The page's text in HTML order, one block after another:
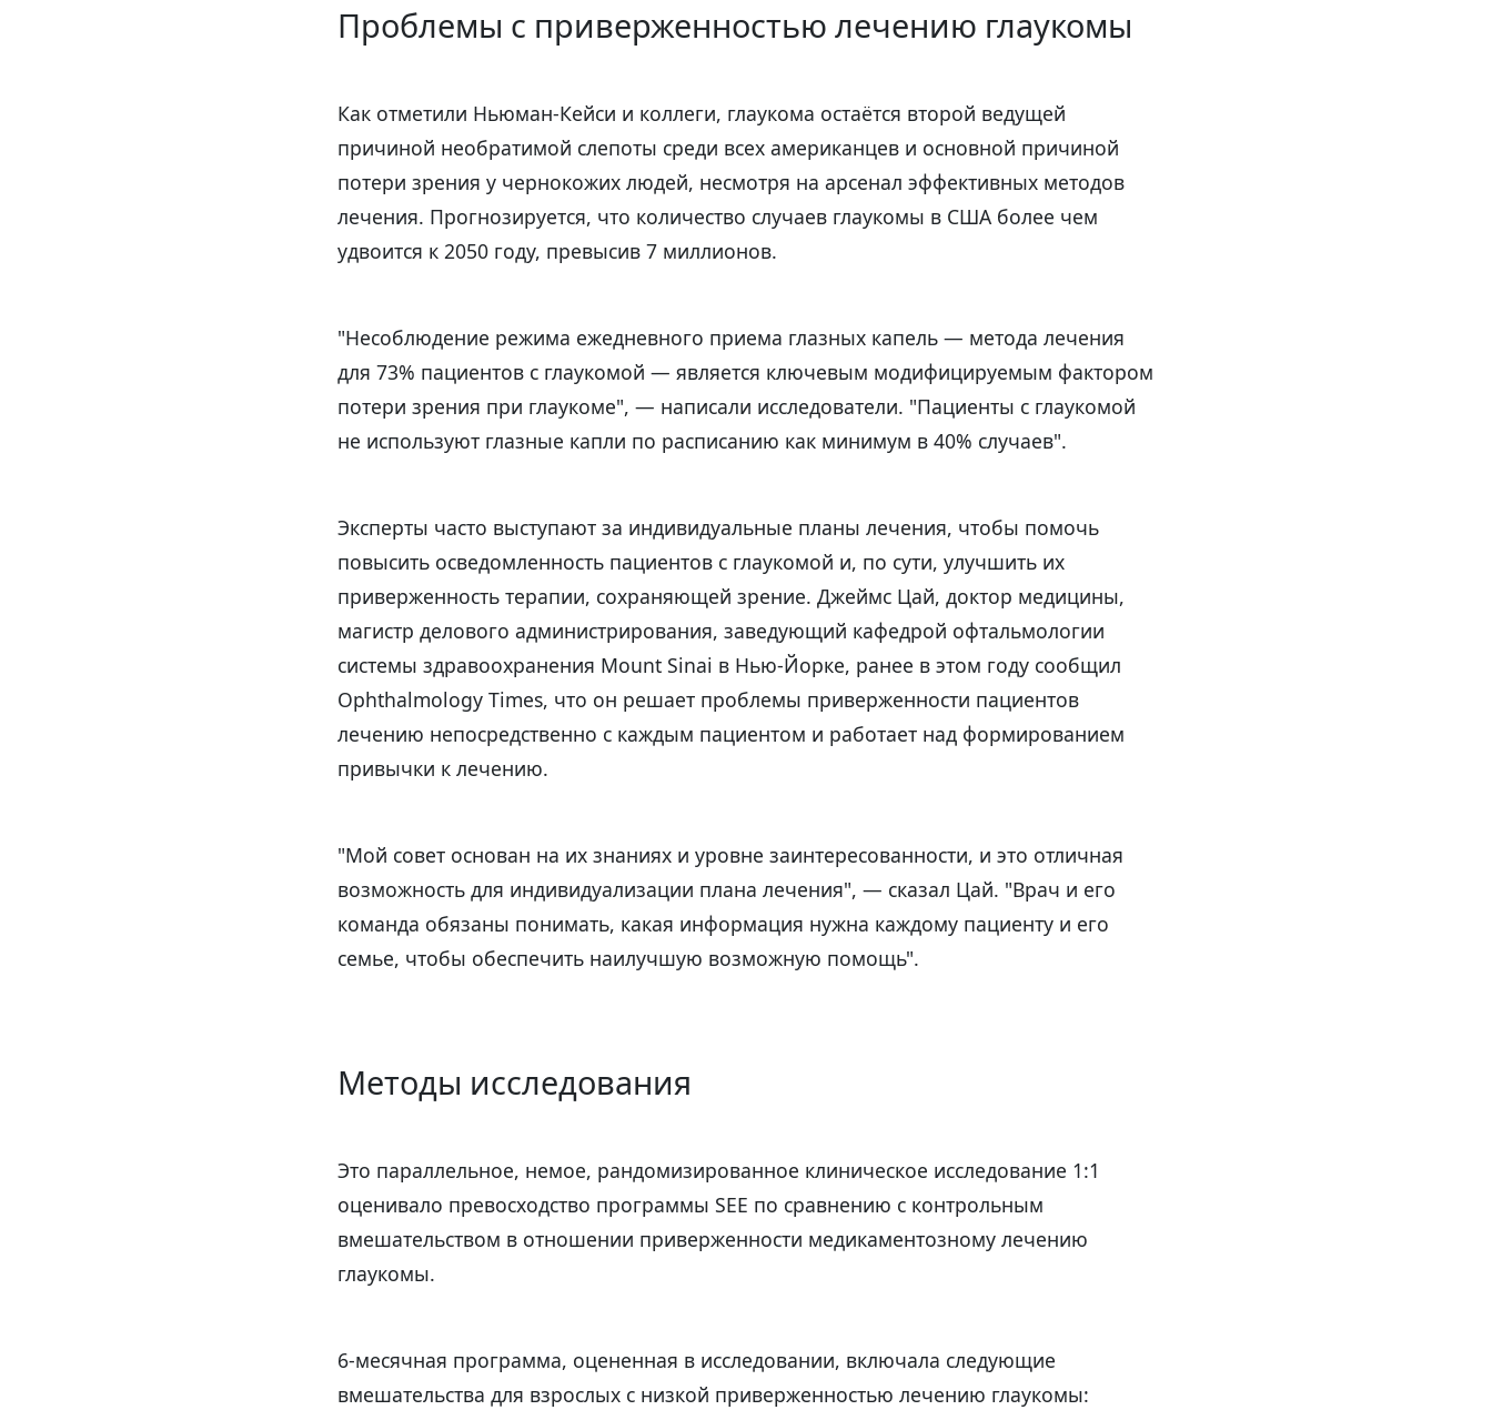
Проблемы с приверженностью лечению глаукомы
Как отметили Ньюман-Кейси и коллеги, глаукома остаётся второй ведущей
причиной необратимой слепоты среди всех американцев и основной причиной
потери зрения у чернокожих людей, несмотря на арсенал эффективных методов
лечения. Прогнозируется, что количество случаев глаукомы в США более чем
удвоится к 2050 году, превысив 7 миллионов.
"Несоблюдение режима ежедневного приема глазных капель — метода лечения
для 73% пациентов с глаукомой — является ключевым модифицируемым фактором
потери зрения при глаукоме", — написали исследователи. "Пациенты с глаукомой
не используют глазные капли по расписанию как минимум в 40% случаев".
Эксперты часто выступают за индивидуальные планы лечения, чтобы помочь
повысить осведомленность пациентов с глаукомой и, по сути, улучшить их
приверженность терапии, сохраняющей зрение. Джеймс Цай, доктор медицины,
магистр делового администрирования, заведующий кафедрой офтальмологии
системы здравоохранения Mount Sinai в Нью-Йорке, ранее в этом году сообщил
Ophthalmology Times, что он решает проблемы приверженности пациентов
лечению непосредственно с каждым пациентом и работает над формированием
привычки к лечению.
"Мой совет основан на их знаниях и уровне заинтересованности, и это отличная
возможность для индивидуализации плана лечения", — сказал Цай. "Врач и его
команда обязаны понимать, какая информация нужна каждому пациенту и его
семье, чтобы обеспечить наилучшую возможную помощь".
Методы исследования
Это параллельное, немое, рандомизированное клиническое исследование 1:1
оценивало превосходство программы SEE по сравнению с контрольным
вмешательством в отношении приверженности медикаментозному лечению
глаукомы.
6-месячная программа, оцененная в исследовании, включала следующие
вмешательства для взрослых с низкой приверженностью лечению глаукомы: